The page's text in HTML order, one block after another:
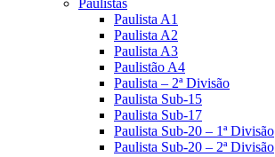
Paulista A1
Paulista A2
Paulista A3
Paulistão A4
Paulista – 2ª Divisão
Paulista Sub-15
Paulista Sub-17
Paulista Sub-20 – 1ª Divisão
Paulista Sub-20 – 2ª Divisão